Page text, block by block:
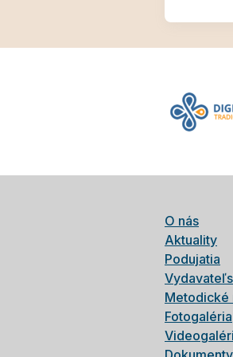
O nás
Aktuality
Podujatia
Metodické
Fotogaléria